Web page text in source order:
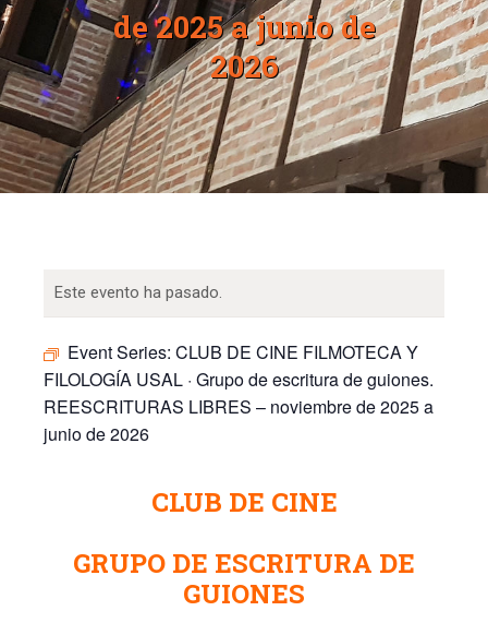
de 2025 a junio de
2026
Este evento ha pasado.
Event Series: CLUB DE CINE FILMOTECA Y
FILOLOGÍA USAL · Grupo de escritura de guiones.
REESCRITURAS LIBRES – noviembre de 2025 a
junio de 2026
CLUB DE CINE
GRUPO DE ESCRITURA DE
GUIONES